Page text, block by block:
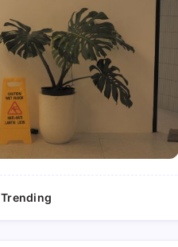
Trending